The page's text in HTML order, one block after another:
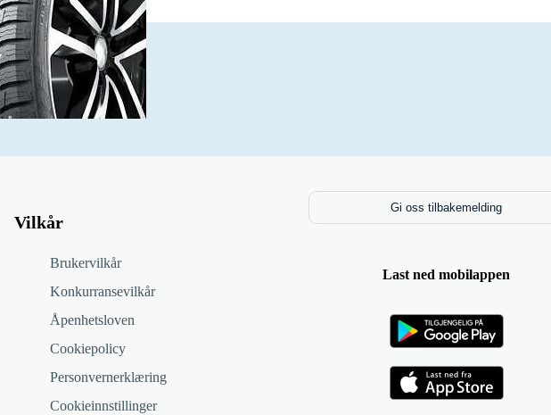
Vilkår
Brukervilkår
Konkurransevilkår
Åpenhetsloven
Cookiepolicy
Personvernerklæring
Cookieinnstillinger
Gi oss tilbakemelding
Last ned mobilappen